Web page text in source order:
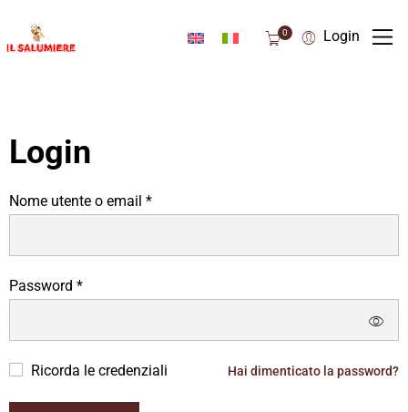
0 Login
Login
Nome utente o email *
Password *
Ricorda le credenziali Hai dimenticato la password?